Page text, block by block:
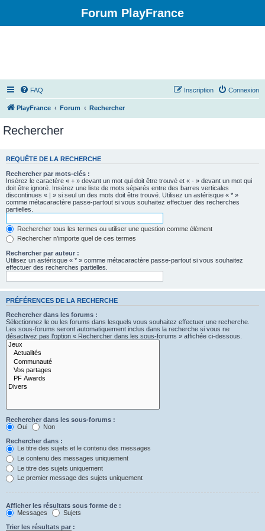
Forum PlayFrance
FAQ Connexion
Inscription
PlayFrance Forum Rechercher
Rechercher
REQUÊTE DE LA RECHERCHE
Rechercher par mots-clés :
Insérez le caractère « + » devant un mot qui doit être trouvé et « - » devant un mot qui
doit être ignoré. Insérez une liste de mots séparés entre des barres verticales
discontinues « | » si seul un des mots doit être trouvé. Utilisez un astérisque « * »
comme métacaractère passe-partout si vous souhaitez effectuer des recherches
partielles.
Rechercher tous les termes ou utiliser une question comme élément
Rechercher n’importe quel de ces termes
Rechercher par auteur :
Utilisez un astérisque « * » comme métacaractère passe-partout si vous souhaitez
effectuer des recherches partielles.
PRÉFÉRENCES DE LA RECHERCHE
Rechercher dans les forums :
Sélectionnez le ou les forums dans lesquels vous souhaitez effectuer une recherche.
Les sous-forums seront automatiquement inclus dans la recherche si vous ne
désactivez pas l’option « Rechercher dans les sous-forums » affichée ci-dessous.
Rechercher dans les sous-forums :
Oui
Non
Rechercher dans :
Le titre des sujets et le contenu des messages
Le contenu des messages uniquement
Le titre des sujets uniquement
Le premier message des sujets uniquement
Afficher les résultats sous forme de :
Messages
Sujets
Trier les résultats par :